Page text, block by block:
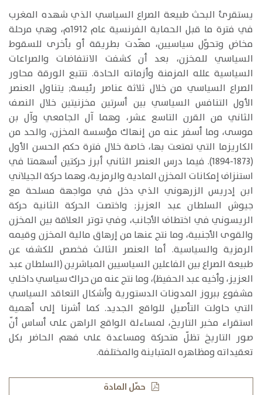
​يستقرئ البحث طبيعة الصراع السياسي الذي شهده المغرب
في فترة ما قبل الحماية الفرنسية عام 1912م، وهي مرحلة
مخاض وتحوّل سياسيين، مهّدت بطريقة أو بأخرى للسقوط
السياسي للمخزن، بعد أن كشفت الانتفاضات والصراعات
السياسية علله المزمنة وأزماته الحادة. تتتبع الورقة محاور
الصراع السياسي من خلال ثلاثة عناصر رئيسة; يتناول العنصر
الأول التنافس السياسي بين أسرتين مخزنيتين خلال النصف
الثاني من القرن التاسع عشر، وهما آل الجامعي وآل بن
موسى، وما أسفر عنه من إنهاك مؤسسة المخزن، والحد من
الكاريزما التي تمتعت بها، خاصة خلال فترة حكم الحسن الأول
(1873-1894). فيما درس العنصر الثاني أبرز حركتين أسهمتا في
استنزاف إمكانات المخزن المادية والرمزية، وهما حركة الجيلاني
ابن إدريس الزرهوني الذي دخل في مواجهة مسلحة مع
جيوش السلطان عبد العزيز; واختصت الحركة الثانية حركة
الريسوني في اختطاف الأجانب، وفي توتر العلاقة بين المخزن
والقوى الأجنبية، وما نتج عنها من إرهاق مالية المخزن وقيمه
الرمزية والسياسية. أما العنصر الثالث فخصص للكشف عن
طبيعة الصراع بين الفاعلين السياسيين المباشرين (السلطان عبد
العزيز، وأخيه عبد الحفيظ)، وما نتج عنه من حراك سياسي داخلي
مشفوع ببروز المدونات الدستورية وأشكال التعاقد السياسي
التي حاولت التأصيل للواقع الجديد. كما أشرنا إلى أهمية
استقراء مخبر التاريخ، لمساءلة الواقع الراهن على أساس أنّ
صور التاريخ تظلّ متحركة ومساعدة على فهم الحاضر بكل
تعقيداته ومظاهره المتباينة والمختلفة.
حمّل المادة